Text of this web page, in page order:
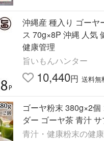
沖縄産 種入り ゴーヤ
ス 70g×8P 沖縄 人気
健康管理
旨いもんハンター
10,440円 送料無
ゴーヤ粉末 380g×2個
ダー ゴーヤ茶 青汁 サ
青汁・健康粉末の健